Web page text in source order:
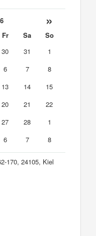
»
Fr Sa
So
30 31
1
6 7
8
13 14
15
20 21
22
27 28
1
6 7 8
170, 24105, Kiel